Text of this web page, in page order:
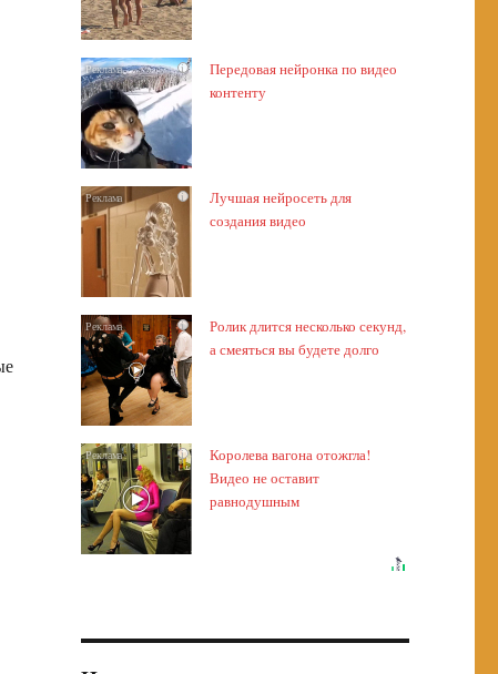
i
Передовая нейронка по видео
контенту
i
Лучшая нейросеть для
создания видео
i
Ролик длится несколько секунд,
а смеяться вы будете долго
i
Королева вагона отожгла!
Видео не оставит
равнодушным